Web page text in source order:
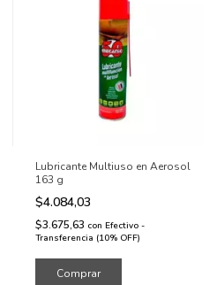
Lubricante Multiuso en Aerosol
163 g
$4.084,03
$3.675,63 con Efectivo -
Transferencia (10% OFF)